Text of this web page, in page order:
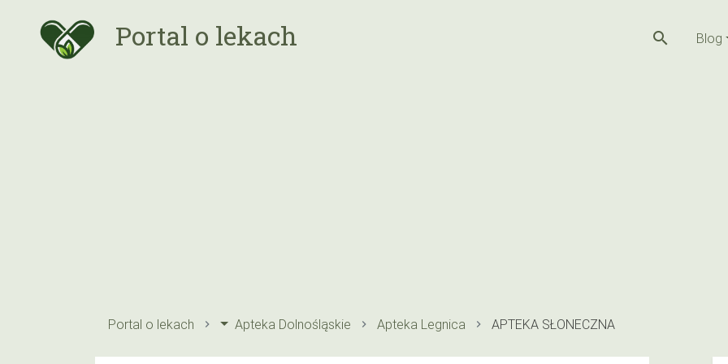
Portal o lekach search Blog
Portal o lekach Apteka Dolnośląskie Apteka Legnica APTEKA SŁONECZNA